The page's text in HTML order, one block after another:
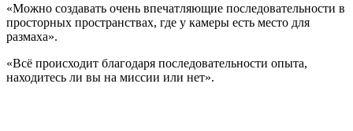
«Можно создавать очень впечатляющие последовательности в
просторных пространствах, где у камеры есть место для
размаха».
«Всё происходит благодаря последовательности опыта,
находитесь ли вы на миссии или нет».